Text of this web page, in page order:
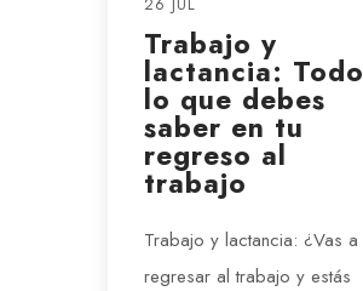
Trabajo y
lactancia: Todo
lo que debes
saber en tu
regreso al
trabajo
Trabajo y lactancia: ¿Vas a
regresar al trabajo y estás